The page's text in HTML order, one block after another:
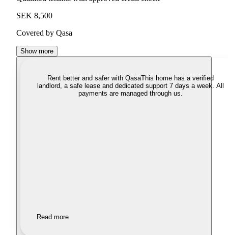
SEK 8,500
Covered by Qasa
Show more
Rent better and safer with QasaThis home has a verified
landlord, a safe lease and dedicated support 7 days a week. All
payments are managed through us.
Read more